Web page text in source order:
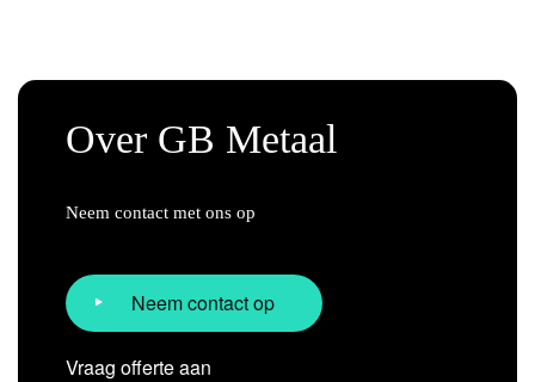
Bouw en infrastructuur
Verlichtingsindustrie
Kunst en specials
Overig
Over GB Metaal
Neem contact met ons op
Neem contact op
Vraag offerte aan